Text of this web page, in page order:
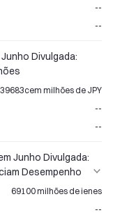
--
--
Divulgada:
39683cem milhões de JPY
--
--
Junho Divulgada:
Desempenho
69100 milhões de ienes
--